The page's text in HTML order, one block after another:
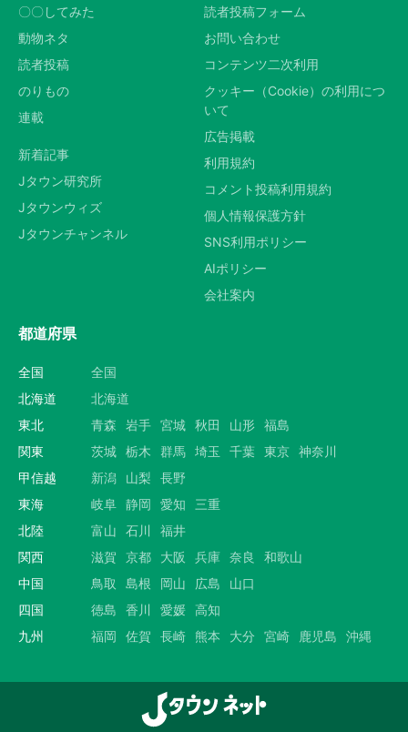
〇〇してみた
動物ネタ
読者投稿
のりもの
連載
新着記事
Jタウン研究所
Jタウンウィズ
Jタウンチャンネル
読者投稿フォーム
お問い合わせ
コンテンツ二次利用
クッキー（Cookie）の利用につ
いて
広告掲載
利用規約
コメント投稿利用規約
個人情報保護方針
SNS利用ポリシー
AIポリシー
会社案内
都道府県
全国
全国
北海道
北海道
東北
青森 岩手 宮城 秋田 山形 福島
関東
茨城 栃木 群馬 埼玉 千葉 東京 神奈川
甲信越
新潟 山梨
長野
東海
岐阜 静岡 愛知
三重
北陸
富山 石川
福井
関西
滋賀 京都 大阪 兵庫 奈良
和歌山
中国
鳥取 島根 岡山 広島
山口
四国
徳島 香川 愛媛 高知
九州
福岡 佐賀 長崎 熊本 大分 宮崎 鹿児島 沖縄